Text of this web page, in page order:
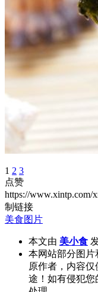
1 2 3
点赞
https://www.xintp.com/
制链接
美食图片
本文由 美小食
本网站部分图片
原作者，内容
途！如有侵犯您